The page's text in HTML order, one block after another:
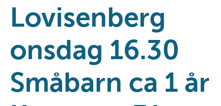
Lovisenberg
onsdag 16.30
Småbarn ca 1 år